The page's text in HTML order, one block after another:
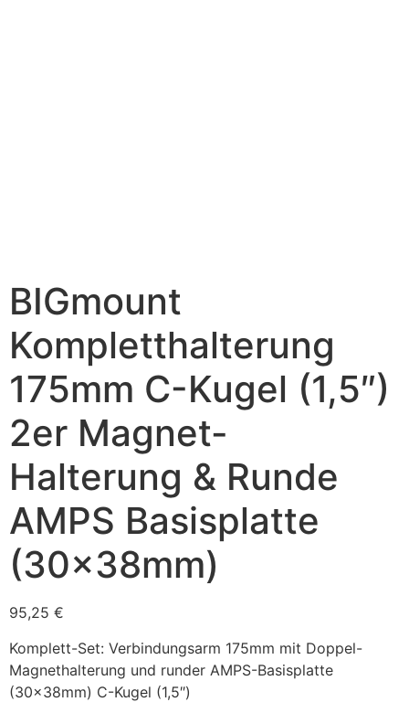
BIGmount
Kompletthalterung
175mm C-Kugel (1,5″)
2er Magnet-
Halterung & Runde
AMPS Basisplatte
(30x38mm)
95,25 €
Komplett-Set: Verbindungsarm 175mm mit Doppel-
Magnethalterung und runder AMPS-Basisplatte
(30x38mm) C-Kugel (1,5″)